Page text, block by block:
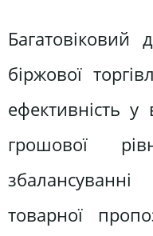
Багатовіковий
біржової
ефективність у
грошової
товарної